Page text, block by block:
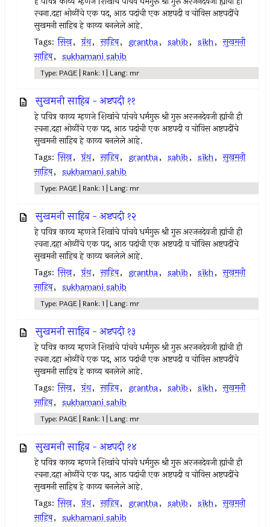
रचना.दहा ओळींचे एक पद, आठ पदांची एक अष्टपदी व चोविस अष्टपदींचे
सुखमनी साहिब हे काव्य बनलेले आहे.
Tags: सिख, ग्रंथ, साहिब, grantha, sahib, sikh, सुखमनी
साहिब, sukhamani sahib
Type: PAGE | Rank: 1 | Lang: mr
सुखमनी साहिब - अष्टपदी ११
हे पवित्र काव्य म्हणजे शिखांचे पांचवे धर्मगुरू श्री गुरू अरजनदेवजी ह्यांची ही
रचना.दहा ओळींचे एक पद, आठ पदांची एक अष्टपदी व चोविस अष्टपदींचे
सुखमनी साहिब हे काव्य बनलेले आहे.
Tags: सिख, ग्रंथ, साहिब, grantha, sahib, sikh, सुखमनी
साहिब, sukhamani sahib
Type: PAGE | Rank: 1 | Lang: mr
सुखमनी साहिब - अष्टपदी १२
हे पवित्र काव्य म्हणजे शिखांचे पांचवे धर्मगुरू श्री गुरू अरजनदेवजी ह्यांची ही
रचना.दहा ओळींचे एक पद, आठ पदांची एक अष्टपदी व चोविस अष्टपदींचे
सुखमनी साहिब हे काव्य बनलेले आहे.
Tags: सिख, ग्रंथ, साहिब, grantha, sahib, sikh, सुखमनी
साहिब, sukhamani sahib
Type: PAGE | Rank: 1 | Lang: mr
सुखमनी साहिब - अष्टपदी १३
हे पवित्र काव्य म्हणजे शिखांचे पांचवे धर्मगुरू श्री गुरू अरजनदेवजी ह्यांची ही
रचना.दहा ओळींचे एक पद, आठ पदांची एक अष्टपदी व चोविस अष्टपदींचे
सुखमनी साहिब हे काव्य बनलेले आहे.
Tags: सिख, ग्रंथ, साहिब, grantha, sahib, sikh, सुखमनी
साहिब, sukhamani sahib
Type: PAGE | Rank: 1 | Lang: mr
सुखमनी साहिब - अष्टपदी १४
हे पवित्र काव्य म्हणजे शिखांचे पांचवे धर्मगुरू श्री गुरू अरजनदेवजी ह्यांची ही
रचना.दहा ओळींचे एक पद, आठ पदांची एक अष्टपदी व चोविस अष्टपदींचे
सुखमनी साहिब हे काव्य बनलेले आहे.
Tags: सिख, ग्रंथ, साहिब, grantha, sahib, sikh, सुखमनी
साहिब, sukhamani sahib